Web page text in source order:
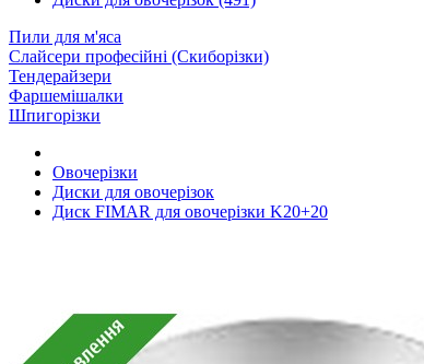
Пили для м'яса
Слайсери професійні (Скиборізки)
Тендерайзери
Фаршемішалки
Шпигорізки
Овочерізки
Диски для овочерізок
Диск FIMAR для овочерізки K20+20